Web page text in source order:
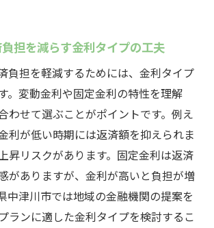
担を減らす金利タイプの工夫
負担を軽減するためには、金利タイプ
。変動金利や固定金利の特性を理解
わせて選ぶことがポイントです。例え
利が低い時期には返済額を抑えられま
昇リスクがあります。固定金利は返済
がありますが、金利が高いと負担が増
中津川市では地域の金融機関の提案を
ランに適した金利タイプを検討するこ